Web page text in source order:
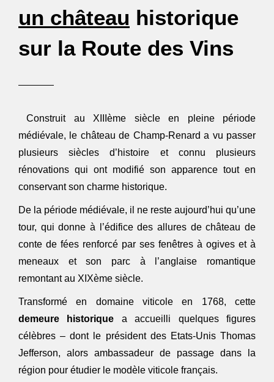
un château historique
sur la Route des Vins
Construit au XIIIème siècle en pleine période
médiévale, le château de Champ-Renard a vu passer
plusieurs siècles d’histoire et connu plusieurs
rénovations qui ont modifié son apparence tout en
conservant son charme historique.
De la période médiévale, il ne reste aujourd’hui qu’une
tour, qui donne à l’édifice des allures de château de
conte de fées renforcé par ses fenêtres à ogives et à
meneaux et son parc à l’anglaise romantique
remontant au XIXème siècle.
Transformé en domaine viticole en 1768, cette
demeure historique a accueilli quelques figures
célèbres – dont le président des Etats-Unis Thomas
Jefferson, alors ambassadeur de passage dans la
région pour étudier le modèle viticole français.